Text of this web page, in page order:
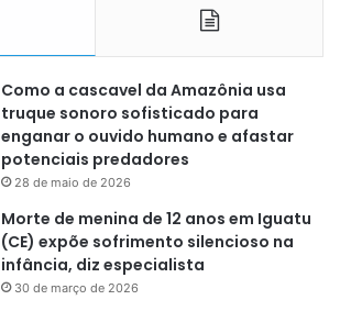
Como a cascavel da Amazônia usa
truque sonoro sofisticado para
enganar o ouvido humano e afastar
potenciais predadores
28 de maio de 2026
Morte de menina de 12 anos em Iguatu
(CE) expõe sofrimento silencioso na
infância, diz especialista
30 de março de 2026